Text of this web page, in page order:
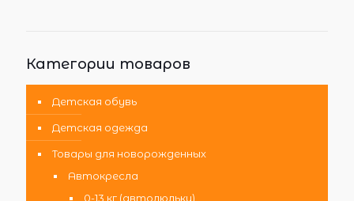
Категории товаров
Детская обувь
Детская одежда
Товары для новорожденных
Автокресла
0-13 кг (автолюльки)